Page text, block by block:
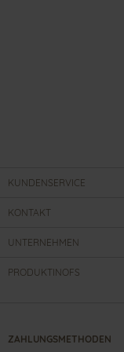
KUNDENSERVICE
KONTAKT
UNTERNEHMEN
PRODUKTINOFS
ZAHLUNGSMETHODEN